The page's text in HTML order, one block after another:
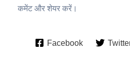
कमेंट और शेयर करें।
Facebook